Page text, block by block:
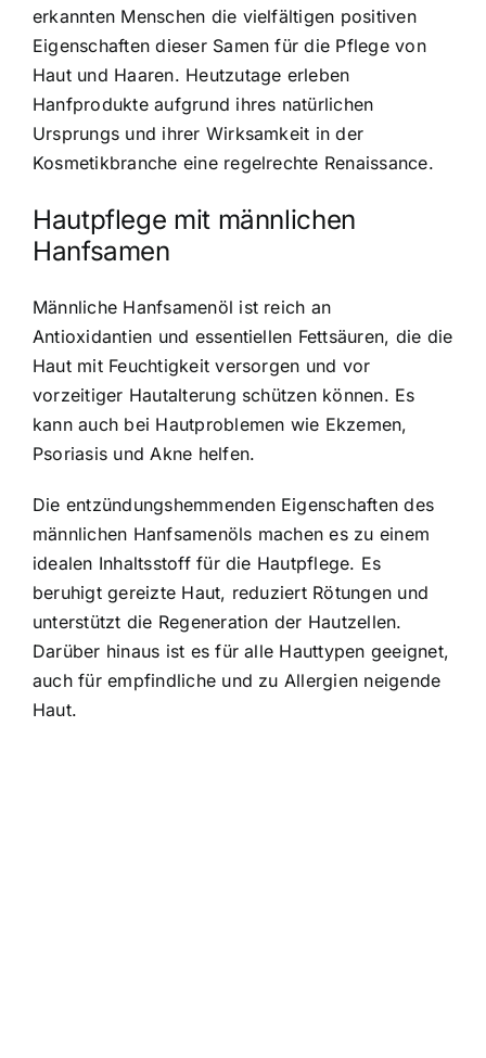
erkannten Menschen die vielfältigen positiven
Eigenschaften dieser Samen für die Pflege von
Haut und Haaren. Heutzutage erleben
Hanfprodukte aufgrund ihres natürlichen
Ursprungs und ihrer Wirksamkeit in der
Kosmetikbranche eine regelrechte Renaissance.
Hautpflege mit männlichen
Hanfsamen
Männliche Hanfsamenöl ist reich an
Antioxidantien und essentiellen Fettsäuren, die die
Haut mit Feuchtigkeit versorgen und vor
vorzeitiger Hautalterung schützen können. Es
kann auch bei Hautproblemen wie Ekzemen,
Psoriasis und Akne helfen.
Die entzündungshemmenden Eigenschaften des
männlichen Hanfsamenöls machen es zu einem
idealen Inhaltsstoff für die Hautpflege. Es
beruhigt gereizte Haut, reduziert Rötungen und
unterstützt die Regeneration der Hautzellen.
Darüber hinaus ist es für alle Hauttypen geeignet,
auch für empfindliche und zu Allergien neigende
Haut.